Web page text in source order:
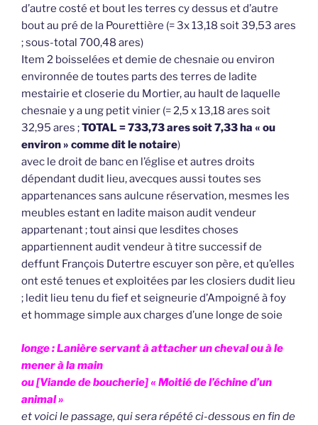
d’autre costé et bout les terres cy dessus et d’autre
bout au pré de la Pourettière (= 3x 13,18 soit 39,53 ares
; sous-total 700,48 ares)
Item 2 boisselées et demie de chesnaie ou environ
environnée de toutes parts des terres de ladite
mestairie et closerie du Mortier, au hault de laquelle
chesnaie y a ung petit vinier (= 2,5 x 13,18 ares soit
32,95 ares ;TOTAL = 733,73 ares soit 7,33 ha « ou
environ » comme dit le notaire)
avec le droit de banc en l’église et autres droits
dépendant dudit lieu, avecques aussi toutes ses
appartenances sans aulcune réservation, mesmes les
meubles estant en ladite maison audit vendeur
appartenant ; tout ainsi que lesdites choses
appartiennent audit vendeur à titre successif de
deffunt François Dutertre escuyer son père, et qu’elles
ont esté tenues et exploitées par les closiers dudit lieu
; ledit lieu tenu du fief et seigneurie d’Ampoigné à foy
et hommage simple aux charges d’une longe de soie
longe : Lanière servant à attacher un cheval ou à le
mener à la main
ou [Viande de boucherie] « Moitié de l’échine d’un
animal »
et voici le passage, qui sera répété ci-dessous en fin de